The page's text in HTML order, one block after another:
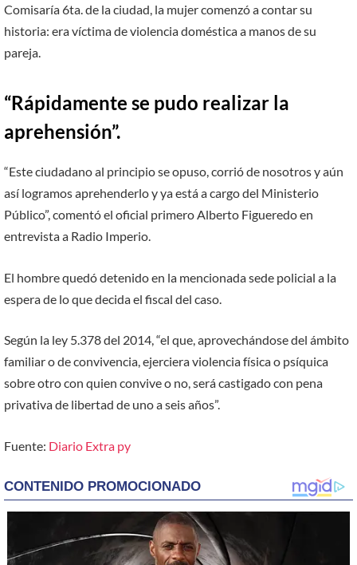
Comisaría 6ta. de la ciudad, la mujer comenzó a contar su
historia: era víctima de violencia doméstica a manos de su
pareja.
“Rápidamente se pudo realizar la
aprehensión”.
“Este ciudadano al principio se opuso, corrió de nosotros y aún
así logramos aprehenderlo y ya está a cargo del Ministerio
Público”, comentó el oficial primero Alberto Figueredo en
entrevista a Radio Imperio.
El hombre quedó detenido en la mencionada sede policial a la
espera de lo que decida el fiscal del caso.
Según la ley 5.378 del 2014, “el que, aprovechándose del ámbito
familiar o de convivencia, ejerciera violencia física o psíquica
sobre otro con quien convive o no, será castigado con pena
privativa de libertad de uno a seis años”.
Fuente: Diario Extra py